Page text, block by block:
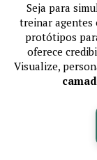
Seja para
treinar agentes
protótipos
oferece
Visualize,